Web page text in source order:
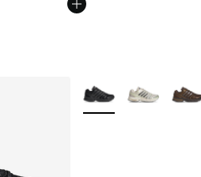
Plus de couleurs